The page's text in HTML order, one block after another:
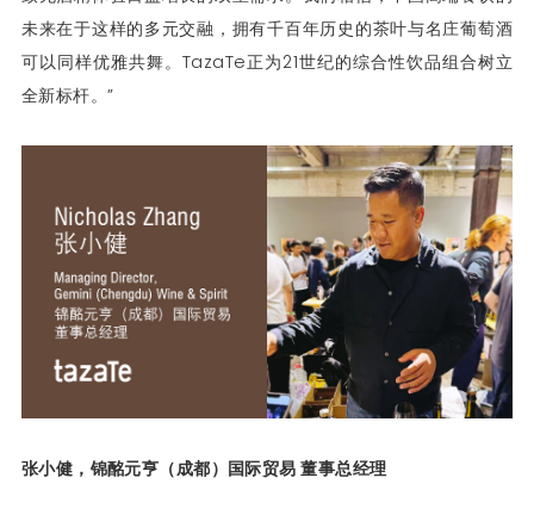
未来在于这样的多元交融，拥有千百年历史的茶叶与名庄葡萄酒
可以同样优雅共舞。TazaTe正为21世纪的综合性饮品组合树立
全新标杆。”
张小健，锦酩元亨（成都）国际贸易 董事总经理